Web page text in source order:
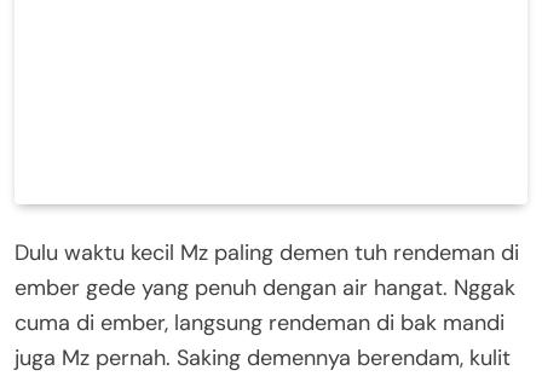
Dulu waktu kecil Mz paling demen tuh rendeman di
ember gede yang penuh dengan air hangat. Nggak
cuma di ember, langsung rendeman di bak mandi
juga Mz pernah. Saking demennya berendam, kulit